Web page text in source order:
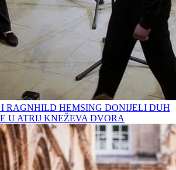
RAGNHILD HEMSING DONIJELI DUH
U ATRIJ KNEŽEVA DVORA